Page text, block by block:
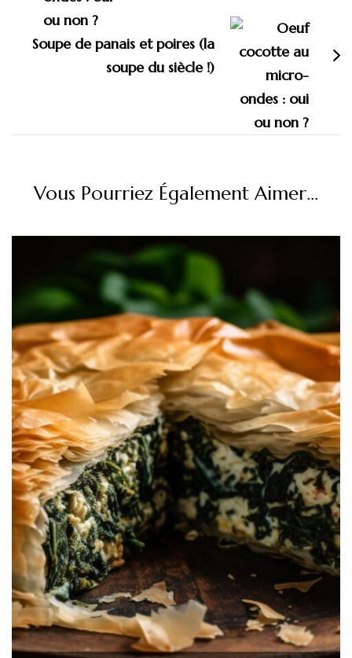
Soupe de panais et poires (la
soupe du siècle !)
Vous Pourriez Également Aimer...